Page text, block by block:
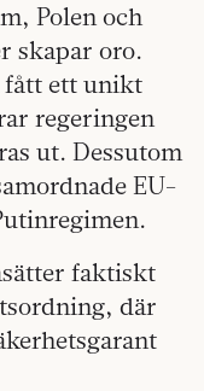
Polen och
skapar oro.
fått ett unikt
regeringen
ut. Dessutom
EU-
faktiskt
där